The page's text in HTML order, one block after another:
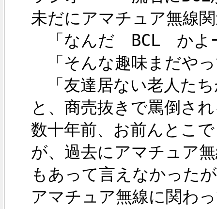
未だにアマチュア無線
「なんだ　BCL　かよ
「そんな趣味まだや
「友達居ない老人た
と、商売抜きで罵倒さ
数十年前、お前んとこ
が、過去にアマチュア
もあって言えなかった
アマチュア無線に関わ